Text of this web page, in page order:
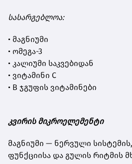
სასარგებლოა:
• მაგნიუმი
• ომეგა-3
• კალიუმი საკვებიდან
• ვიტამინი C
• B ჯგუფის ვიტამინები
კვირის მიკროელემენტი
მაგნიუმი — ნერვული
ფუნქციისა და გულის რიტმის